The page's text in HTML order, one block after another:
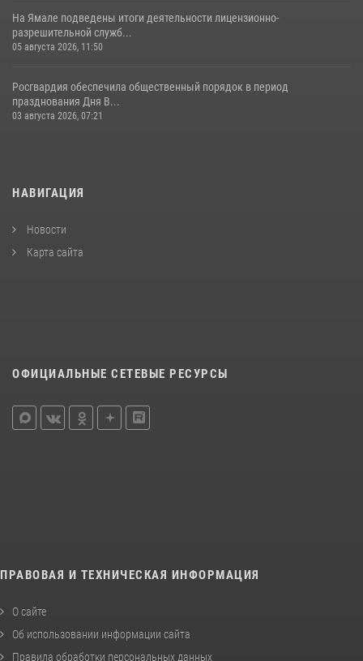
На Ямале подведены итоги деятельности лицензионно-
разрешительной служб...
05 августа 2026, 11:50
Росгвардия обеспечила общественный порядок в период
празднования Дня В...
03 августа 2026, 07:21
НАВИГАЦИЯ
Новости
Карта сайта
ОФИЦИАЛЬНЫЕ СЕТЕВЫЕ РЕСУРСЫ
ПРАВОВАЯ И ТЕХНИЧЕСКАЯ ИНФОРМАЦИЯ
О сайте
Об использовании информации сайта
Правила обработки персональных данных